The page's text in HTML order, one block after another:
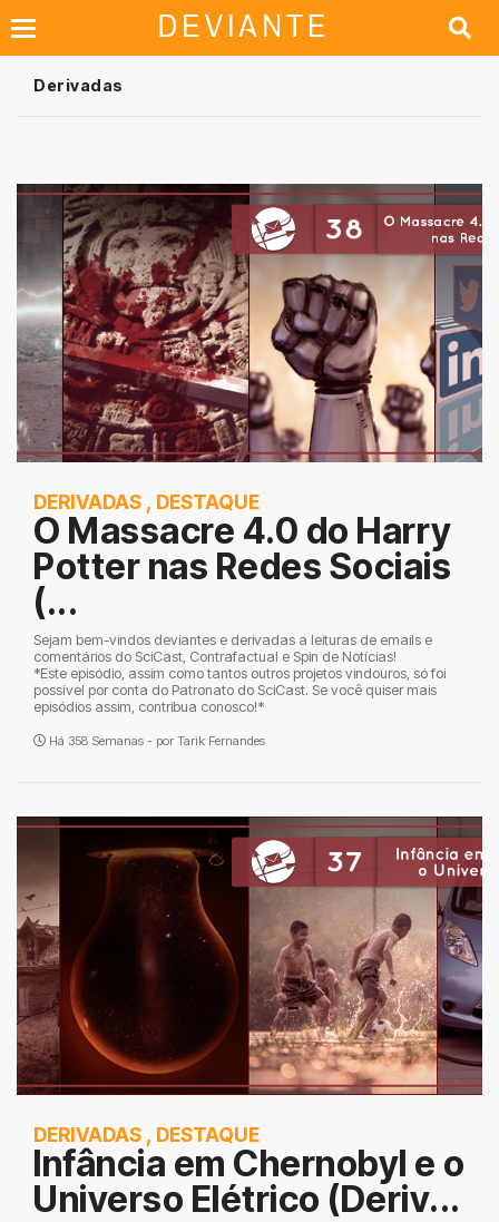
Derivadas
DERIVADAS , DESTAQUE
O Massacre 4.0 do Harry
Potter nas Redes Sociais
(...
Sejam bem-vindos deviantes e derivadas a leituras de emails e
comentários do SciCast, Contrafactual e Spin de Notícias!
*Este episódio, assim como tantos outros projetos vindouros, só foi
possível por conta do Patronato do SciCast. Se você quiser mais
episódios assim, contribua conosco!*
Há 358 Semanas - por Tarik Fernandes
DERIVADAS , DESTAQUE
Infância em Chernobyl e o
Universo Elétrico (Deriv...